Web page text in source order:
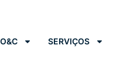
SERVIÇOS